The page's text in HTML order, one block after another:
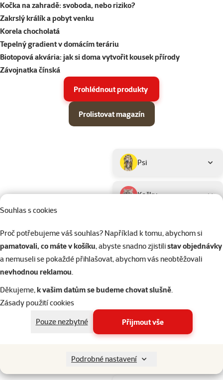
Souhlas s cookies
Proč potřebujeme váš souhlas? Například k tomu, abychom si
pamatovali, co máte v košíku, abyste snadno zjistilistav objednávky
a nemuseli se pokaždé přihlašovat, abychom vás neobtěžovali
nevhodnou reklamou.
Děkujeme,k vašim datům se budeme chovat slušně.
Zásady použití cookies
Pouze nezbytné
Přijmout vše
Podrobné nastavení
Kočka na zahradě: svoboda, nebo riziko?
Zakrslý králík a pobyt venku
Korela chocholatá
Tepelný gradient v domácím teráriu
Biotopová akvária: jak si doma vytvořit kousek přírody
Závojnatka čínská
Prohlédnout produkty
Prolistovat magazín
Podkategorie
Psi
Kočky
Ptáci
Akvaristika
Teraristika
1